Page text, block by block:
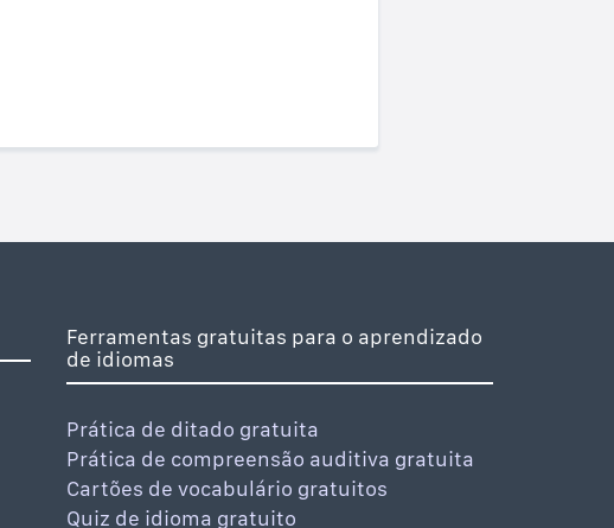
Ferramentas gratuitas para o aprendizado
de idiomas
Prática de ditado gratuita
Prática de compreensão auditiva gratuita
Cartões de vocabulário gratuitos
Quiz de idioma gratuito